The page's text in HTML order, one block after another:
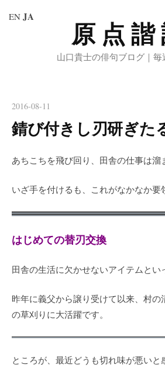
へ
ス
キ
原点諧
山口貴士の俳句ブログ｜毎
2016-08-11
錆び付きし刃研ぎた
あちこちを飛び回り、田舎の仕事は溜
いざ手を付けるも、これがなかなか要
はじめての替刃交換
田舎の生活に欠かせないアイテムとい
昨年に義父から譲り受けて以来、村の
の草刈りに大活躍です。
ところが、最近どうも切れ味が悪いと
EN JA